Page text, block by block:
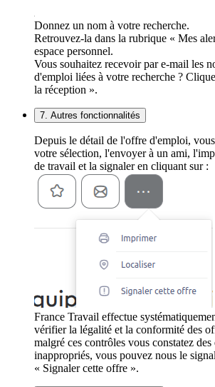
Donnez un nom à votre recherche.
Retrouvez-la dans la rubrique « Mes
espace personnel.
Vous souhaitez recevoir par e-mail les
d'emploi liées à votre recherche ?
la réception ».
7. Autres fonctionnalités
Depuis le détail de l'offre d'emploi,
votre sélection, l'envoyer à un ami,
de travail et la signaler en cliquant sur :
France Travail effectue
vérifier la légalité et la conformité des
malgré ces contrôles vous constatez des
inappropriés, vous pouvez nous le
« Signaler cette offre ».